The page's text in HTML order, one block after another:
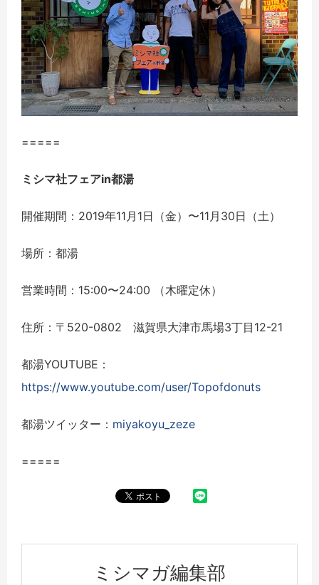
=====
ミシマ社フェアin都湯
開催期間：2019年11月1日（金）〜11月30日（土）
場所：都湯
営業時間：15:00〜24:00 （木曜定休）
住所：〒520-0802 滋賀県大津市馬場3丁目12-21
都湯YOUTUBE：
https://www.youtube.com/user/Topofdonuts
都湯ツイッター： miyakoyu_zeze
=====
ミシマガ編集部